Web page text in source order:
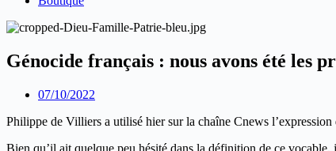
Génocide français : nous avons été les
07/10/2022
Philippe de Villiers a utilisé hier sur la chaîne Cnews l’expression
Bien qu’il ait quelque peu hésité dans la définition de ce